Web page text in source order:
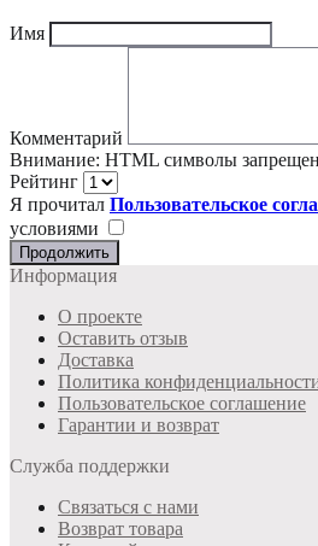
Имя
Комментарий
Внимание: HTML символы
Рейтинг
Я прочитал Пользовательское
условиями
Продолжить
Информация
О проекте
Оставить отзыв
Доставка
Политика
Пользовательское соглашение
Гарантии и возврат
Служба поддержки
Связаться с нами
Возврат товара